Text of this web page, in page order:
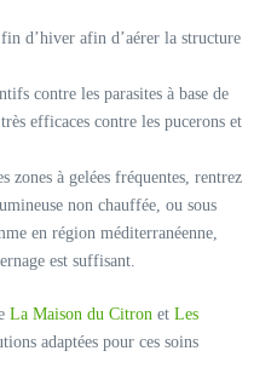
d’hiver afin d’aérer la structure
contre les parasites à base de
efficaces contre les pucerons et
zones à gelées fréquentes, rentrez
non chauffée, ou sous
en région méditerranéenne,
est suffisant.
La Maison du Citron et Les
adaptées pour ces soins